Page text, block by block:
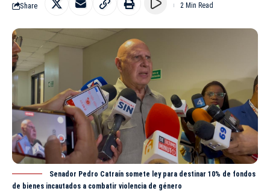
Share 2 Min Read
Senador Pedro Catraín somete ley para destinar 10% de fondos
de bienes incautados a combatir violencia de género